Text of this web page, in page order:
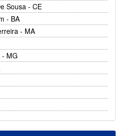
Sousa - CE
- BA
- MA
MG